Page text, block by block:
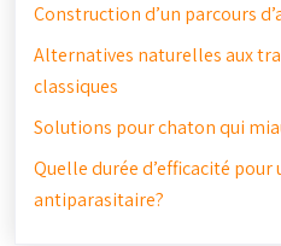
Construction d’un parcours
Alternatives naturelles aux
classiques
Solutions pour chaton qui
Quelle durée d’efficacité
antiparasitaire?